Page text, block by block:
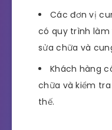
Các đơn vị
có quy trình làm
sửa chữa và
Khách hàng
chữa và kiểm
thế.